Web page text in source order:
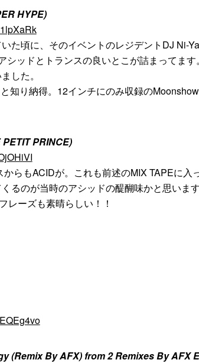
HYPE)
た頃に、そのイベントのレジデントDJ Ni-
シッドとトランスの良いとこが詰まってます
した。
知り納得。12インチにのみ収録の
PRINCE)
らもACIDが。これも前述のMIX TAPEに入
るのが当時のアシッドの醍醐味かと思いま
レーズも素晴らしい！！
(Remix By AFX) from 2 Remixes By AFX